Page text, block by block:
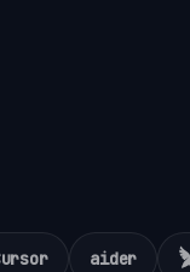
aider